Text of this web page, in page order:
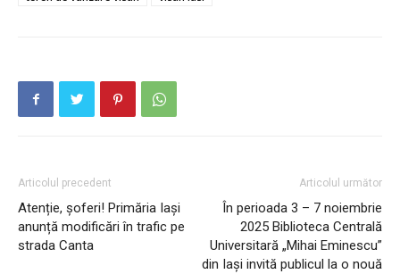
Utile
Articolul precedent
Atenție, șoferi! Primăria Iași
anunță modificări în trafic pe
strada Canta
Articolul următor
În perioada 3 – 7 noiembrie
2025 Biblioteca Centrală
Universitară „Mihai Eminescu”
din Iași invită publicul la o nouă